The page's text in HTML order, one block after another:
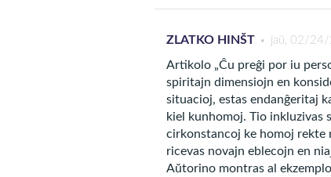
ZLATKO HINŠT ĵaŭ, 02/
Artikolo „Ĉu preĝi por iu
spiritajn dimensiojn en
situacioj, estas endanĝeritaj
kiel kunhomoj. Tio inkluzivas
cirkonstancoj ke homoj rekte
ricevas novajn eblecojn en
Aŭtorino montras al